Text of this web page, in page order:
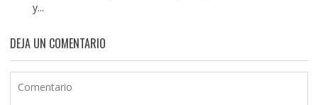
y...
DEJA UN COMENTARIO